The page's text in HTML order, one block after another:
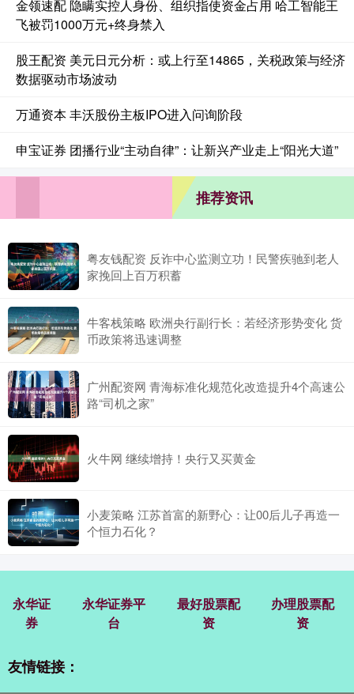
金领速配 隐瞒实控人身份、组织指使资金占用 哈工智能王
飞被罚1000万元+终身禁入
股王配资 美元日元分析：或上行至14865，关税政策与经济
数据驱动市场波动
万通资本 丰沃股份主板IPO进入问询阶段
申宝证券 团播行业“主动自律”：让新兴产业走上“阳光大道”
推荐资讯
粤友钱配资 反诈中心监测立功！民警疾驰到老人
家挽回上百万积蓄
牛客栈策略 欧洲央行副行长：若经济形势变化 货
币政策将迅速调整
广州配资网 青海标准化规范化改造提升4个高速公
路“司机之家”
火牛网 继续增持！央行又买黄金
小麦策略 江苏首富的新野心：让00后儿子再造一
个恒力石化？
永华证
券
永华证券平
台
最好股票配
资
办理股票配
资
友情链接：